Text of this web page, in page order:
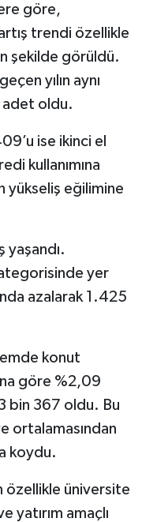
göre,
artış trendi özellikle
şekilde görüldü.
yılın aynı
adet oldu.
ise ikinci el
kullanımına
yükseliş eğilimine
yaşandı.
yer
azalarak 1.425
konut
göre %2,09
bin 367 oldu. Bu
ortalamasından
koydu.
özellikle üniversite
yatırım amaçlı